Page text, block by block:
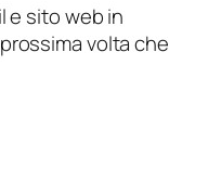
e sito web in
volta che